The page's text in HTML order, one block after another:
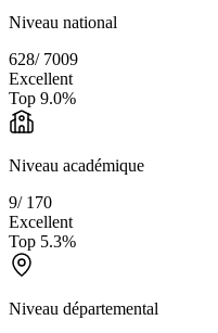
Niveau national
628/ 7009
Excellent
Top 9.0%
Niveau académique
9/ 170
Excellent
Top 5.3%
Niveau départemental